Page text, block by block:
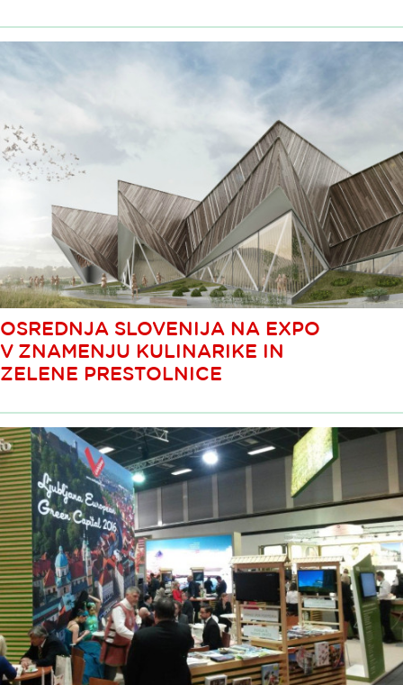
OSREDNJA SLOVENIJA NA EXPO
V ZNAMENJU KULINARIKE IN
ZELENE PRESTOLNICE